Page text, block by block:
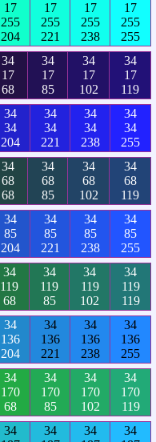
17
255
204
17
255
221
17
255
238
17
255
255
34
17
68
34
17
85
34
17
102
34
17
119
34
34
204
34
34
221
34
34
238
34
34
255
34
68
68
34
68
85
34
68
102
34
68
119
34
85
204
34
85
221
34
85
238
34
85
255
34
119
68
34
119
85
34
119
102
34
119
119
34
136
204
34
136
221
34
136
238
34
136
255
34
170
68
34
170
85
34
170
102
34
170
119
34
34
34
34